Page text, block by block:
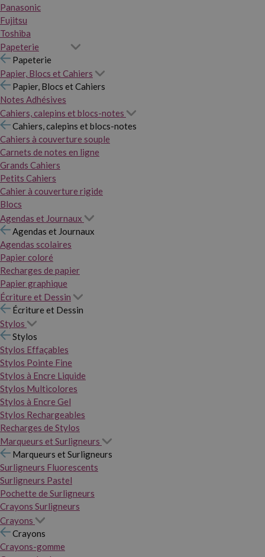
Panasonic
Fujitsu
Toshiba
Papeterie
Papeterie
Papier, Blocs et Cahiers
Papier, Blocs et Cahiers
Notes Adhésives
Cahiers, calepins et blocs-notes
Cahiers, calepins et blocs-notes
Cahiers à couverture souple
Carnets de notes en ligne
Grands Cahiers
Petits Cahiers
Cahier à couverture rigide
Blocs
Agendas et Journaux
Agendas et Journaux
Agendas scolaires
Papier coloré
Recharges de papier
Papier graphique
Écriture et Dessin
Écriture et Dessin
Stylos
Stylos
Stylos Effaçables
Stylos Pointe Fine
Stylos à Encre Liquide
Stylos Multicolores
Stylos à Encre Gel
Stylos Rechargeables
Recharges de Stylos
Marqueurs et Surligneurs
Marqueurs et Surligneurs
Surligneurs Fluorescents
Surligneurs Pastel
Pochette de Surligneurs
Crayons Surligneurs
Crayons
Crayons
Crayons-gomme